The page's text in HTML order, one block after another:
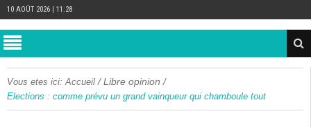
10 AOÛT 2026 | 11:28
Vous etes ici: Accueil /Libre opinion /
Elections : comme prévu un grand vainqueur qui chamboule tout